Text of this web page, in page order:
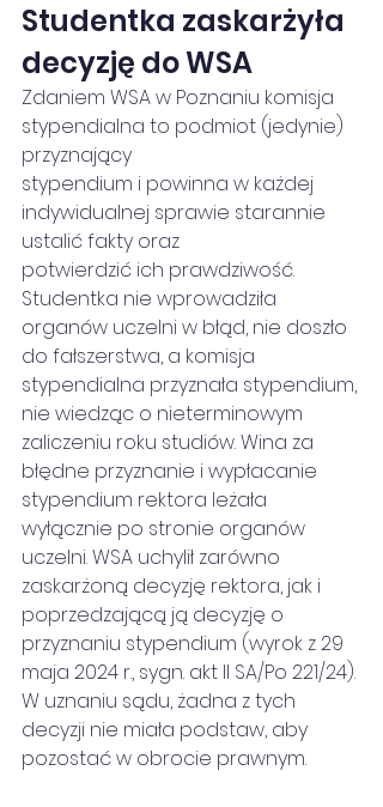
Studentka zaskarżyła
decyzję do WSA
Zdaniem WSA w Poznaniu komisja
stypendialna to podmiot (jedynie)
przyznający
stypendium i powinna w każdej
indywidualnej sprawie starannie
ustalić fakty oraz
potwierdzić ich prawdziwość.
Studentka nie wprowadziła
organów uczelni w błąd, nie doszło
do fałszerstwa, a komisja
stypendialna przyznała stypendium,
nie wiedząc o nieterminowym
zaliczeniu roku studiów. Wina za
błędne przyznanie i wypłacanie
stypendium rektora leżała
wyłącznie po stronie organów
uczelni. WSA uchylił zarówno
zaskarżoną decyzję rektora, jak i
poprzedzającą ją decyzję o
przyznaniu stypendium (wyrok z 29
maja 2024 r., sygn. akt II SA/Po 221/24).
W uznaniu sądu, żadna z tych
decyzji nie miała podstaw, aby
pozostać w obrocie prawnym.